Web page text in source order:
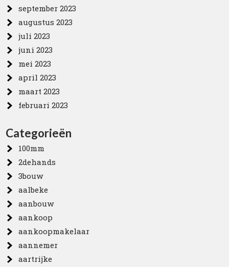
september 2023
augustus 2023
juli 2023
juni 2023
mei 2023
april 2023
maart 2023
februari 2023
Categorieën
100mm
2dehands
3bouw
aalbeke
aanbouw
aankoop
aankoopmakelaar
aannemer
aartrijke